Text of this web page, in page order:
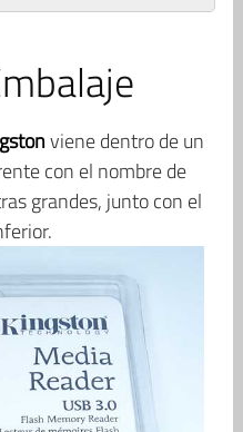
viene dentro de un
con el nombre de
grandes, junto con el